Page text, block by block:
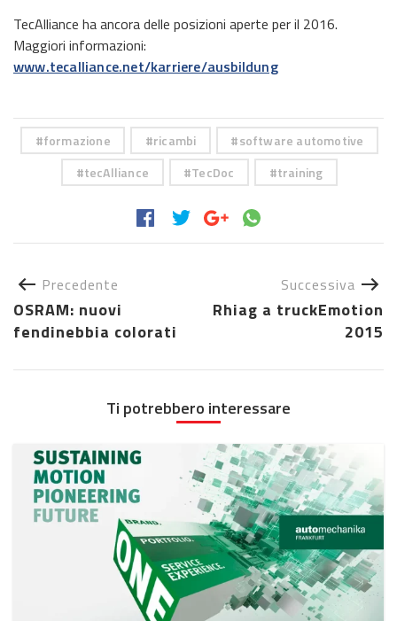
TecAlliance ha ancora delle posizioni aperte per il 2016.
Maggiori informazioni:
www.tecalliance.net/karriere/ausbildung
formazione ricambi
software automotive
tecAlliance
TecDoc training
Precedente
OSRAM: nuovi
fendinebbia colorati
Successiva
Rhiag a truckEmotion
2015
Ti potrebbero interessare